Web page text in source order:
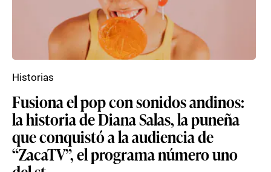
Fusiona el pop con sonidos andinos:
la historia de Diana Salas, la puneña
que conquistó a la audiencia de
“ZacaTV”, el programa número uno
Historias